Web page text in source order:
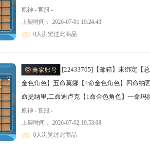
里绫人,雷电将军,神里绫华,枫原万叶,魈,钟离,
七七【1精武器】岩峰巡歌,雾切之回光,和璞鸢,
原神 - 官服 -
上架时间： 2026-07-01 19:24:43
0人浏览过此商品
金色角色】五命莫娜【4命金色角色】四命纳
命提纳里,二命迪卢克【1命金色角色】一命玛
命芙宁娜,一命胡桃,一命迪希雅,一命琴,一命七
月瑞希,兹白,恰斯卡,希诺宁,玛拉妮,千织,那维
鹤,雷电将军,宵宫,神里绫华,枫原万叶,魈,甘雨,
原神 - 官服 -
上架时间： 2026-07-02 10:53:08
0人浏览过此商品